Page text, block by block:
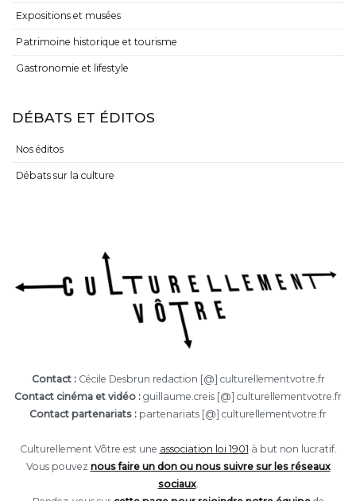
Expositions et musées
Patrimoine historique et tourisme
Gastronomie et lifestyle
DÉBATS ET ÉDITOS
Nos éditos
Débats sur la culture
Contact :Cécile Desbrun redaction [@] culturellementvotre.fr
Contact cinéma et vidéo : guillaume.creis [@] culturellementvotre.fr
Contact partenariats : partenariats [@] culturellementvotre.fr
Culturellement Vôtre est une association loi 1901 à but non lucratif.
Vous pouvez nous faire un don ou nous suivre sur les réseaux
sociaux.